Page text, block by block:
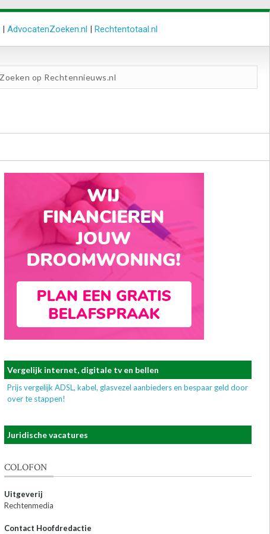
| AdvocatenZoeken.nl | Rechtentotaal.nl
Vergelijk internet, digitale tv en bellen
Prijs vergelijk ADSL, kabel, glasvezel aanbieders en bespaar geld door
over te stappen!
Juridische vacatures
COLOFON
Uitgeverij
Rechtenmedia
Contact Hoofdredactie